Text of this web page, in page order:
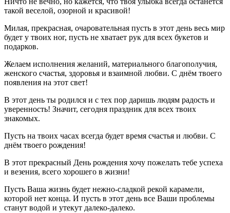
такой веселой, озорной и красивой!
Милая, прекрасная, очаровательная пусть в этот день весь мир
будет у твоих ног, пусть не хватает рук для всех букетов и
подарков.
Желаем исполнения желаний, материального благополучия,
женского счастья, здоровья и взаимной любви. С днём твоего
появления на этот свет!
В этот день ты родился и с тех пор даришь людям радость и
уверенность! Значит, сегодня праздник для всех твоих
знакомых.
Пусть на твоих часах всегда будет время счастья и любви. С
днём твоего рождения!
В этот прекрасный День рождения хочу пожелать тебе успеха
и везения, всего хорошего в жизни!
Пусть Ваша жизнь будет нежно-сладкой рекой карамели,
которой нет конца. И пусть в этот день все Ваши проблемы
станут водой и утекут далеко-далеко.